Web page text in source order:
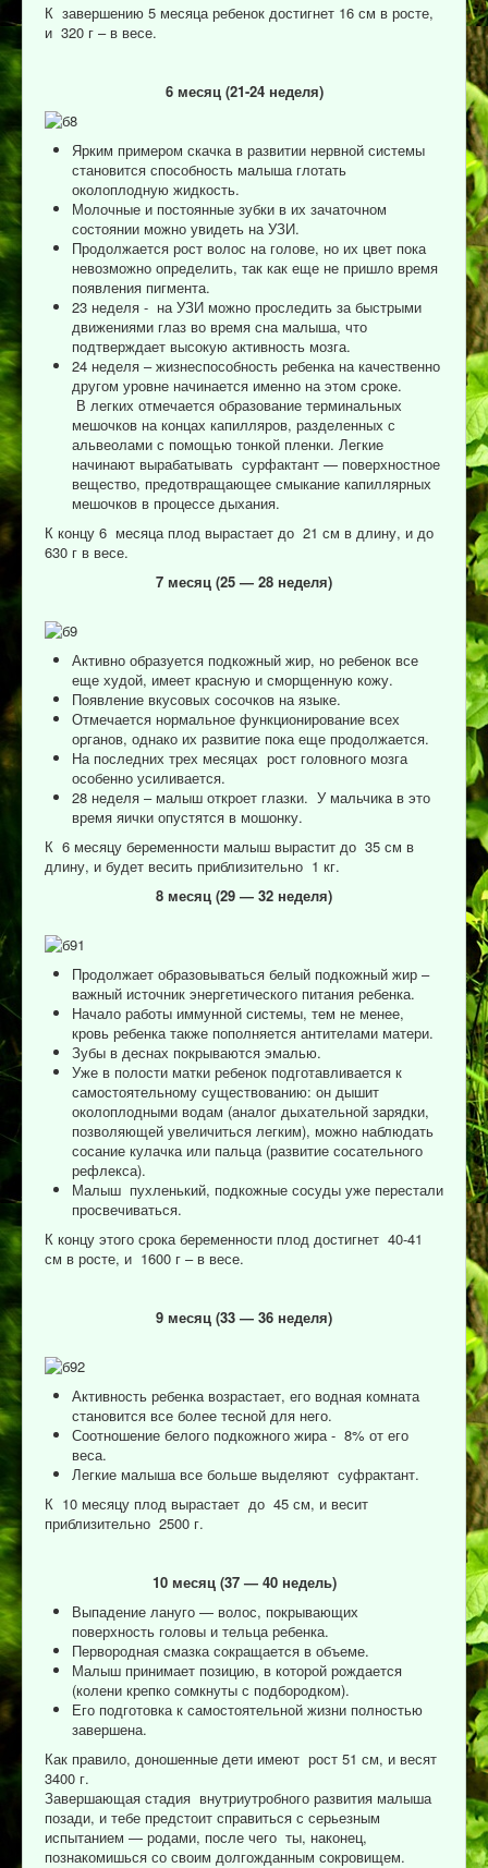
К завершению 5 месяца ребенок достигнет 16 см в росте,
и 320 г – в весе.
6 месяц (21-24 неделя)
Ярким примером скачка в развитии нервной системы
становится способность малыша глотать
околоплодную жидкость.
Молочные и постоянные зубки в их зачаточном
состоянии можно увидеть на УЗИ.
Продолжается рост волос на голове, но их цвет пока
невозможно определить, так как еще не пришло время
появления пигмента.
23 неделя - на УЗИ можно проследить за быстрыми
движениями глаз во время сна малыша, что
подтверждает высокую активность мозга.
24 неделя – жизнеспособность ребенка на качественно
другом уровне начинается именно на этом сроке.
В легких отмечается образование терминальных
мешочков на концах капилляров, разделенных с
альвеолами с помощью тонкой пленки. Легкие
начинают вырабатывать сурфактант — поверхностное
вещество, предотвращающее смыкание капиллярных
мешочков в процессе дыхания.
К концу 6 месяца плод вырастает до 21 см в длину, и до
630 г в весе.
7 месяц (25 — 28 неделя)
Активно образуется подкожный жир, но ребенок все
еще худой, имеет красную и сморщенную кожу.
Появление вкусовых сосочков на языке.
Отмечается нормальное функционирование всех
органов, однако их развитие пока еще продолжается.
На последних трех месяцах рост головного мозга
особенно усиливается.
28 неделя – малыш откроет глазки. У мальчика в это
время яички опустятся в мошонку.
К 6 месяцу беременности малыш вырастит до 35 см в
длину, и будет весить приблизительно 1 кг.
8 месяц (29 — 32 неделя)
Продолжает образовываться белый подкожный жир –
важный источник энергетического питания ребенка.
Начало работы иммунной системы, тем не менее,
кровь ребенка также пополняется антителами матери.
Зубы в деснах покрываются эмалью.
Уже в полости матки ребенок подготавливается к
самостоятельному существованию: он дышит
околоплодными водам (аналог дыхательной зарядки,
позволяющей увеличиться легким), можно наблюдать
сосание кулачка или пальца (развитие сосательного
рефлекса).
Малыш пухленький, подкожные сосуды уже перестали
просвечиваться.
К концу этого срока беременности плод достигнет 40-41
см в росте, и 1600 г – в весе.
9 месяц (33 — 36 неделя)
Активность ребенка возрастает, его водная комната
становится все более тесной для него.
Соотношение белого подкожного жира - 8% от его
веса.
Легкие малыша все больше выделяют суфрактант.
К 10 месяцу плод вырастает до 45 см, и весит
приблизительно 2500 г.
10 месяц (37 — 40 недель)
Выпадение лануго — волос, покрывающих
поверхность головы и тельца ребенка.
Первородная смазка сокращается в объеме.
Малыш принимает позицию, в которой рождается
(колени крепко сомкнуты с подбородком).
Его подготовка к самостоятельной жизни полностью
завершена.
Как правило, доношенные дети имеют рост 51 см, и весят
3400 г.
Завершающая стадия внутриутробного развития малыша
позади, и тебе предстоит справиться с серьезным
испытанием — родами, после чего ты, наконец,
познакомишься со своим долгожданным сокровищем.